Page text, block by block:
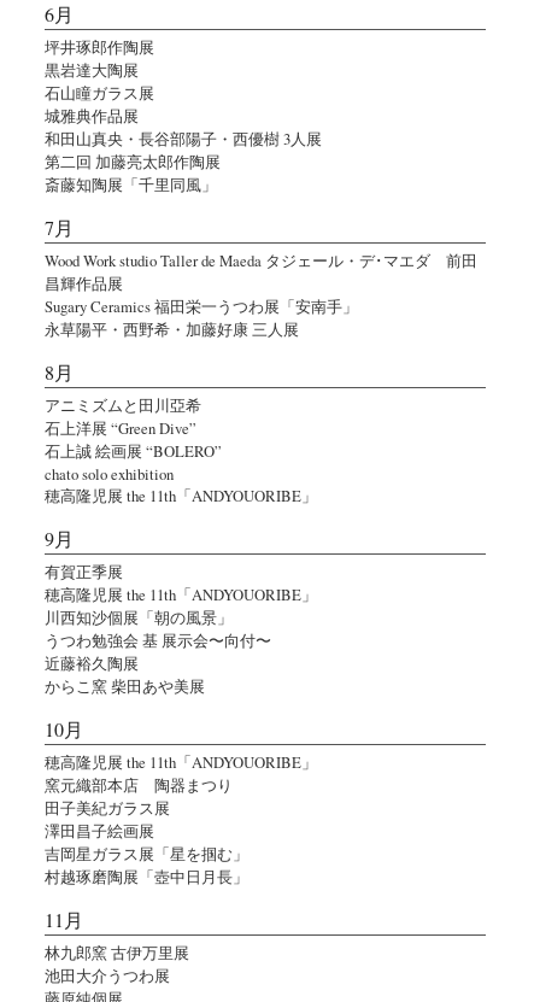
6月
坪井琢郎作陶展
黒岩達大陶展
石山瞳ガラス展
城雅典作品展
和田山真央・長谷部陽子・西優樹 3人展
第二回 加藤亮太郎作陶展
斎藤知陶展「千里同風」
7月
Wood Work studio Taller de Maeda タジェール・デ･マエダ 前田
昌輝作品展
Sugary Ceramics 福田栄一うつわ展「安南手」
永草陽平・西野希・加藤好康 三人展
8月
アニミズムと田川亞希
石上洋展 “Green Dive”
石上誠 絵画展 “BOLERO”
chato solo exhibition
穂高隆児展 the 11th「ANDYOUORIBE」
9月
有賀正季展
穂高隆児展 the 11th「ANDYOUORIBE」
川西知沙個展「朝の風景」
うつわ勉強会 基 展示会〜向付〜
近藤裕久陶展
からこ窯 柴田あや美展
10月
穂高隆児展 the 11th「ANDYOUORIBE」
窯元織部本店 陶器まつり
田子美紀ガラス展
澤田昌子絵画展
吉岡星ガラス展「星を掴む」
村越琢磨陶展「壺中日月長」
11月
林九郎窯 古伊万里展
池田大介うつわ展